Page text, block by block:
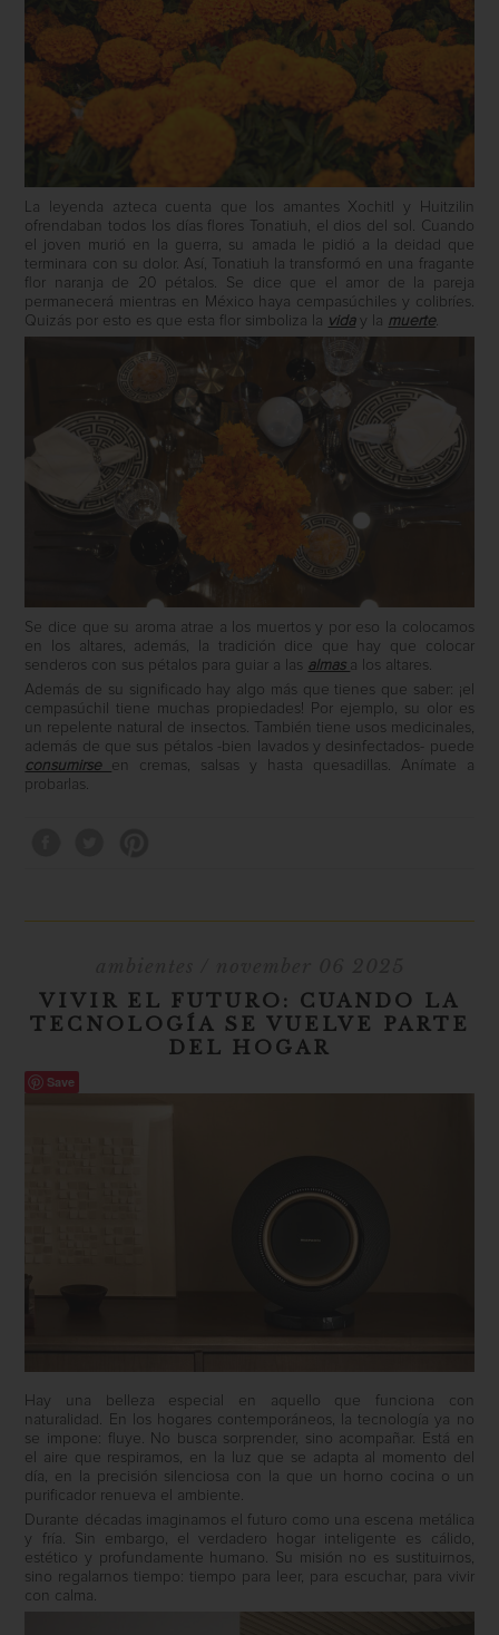
La leyenda azteca cuenta que los amantes Xochitl y Huitzilin
ofrendaban todos los días flores Tonatiuh, el dios del sol. Cuando
el joven murió en la guerra, su amada le pidió a la deidad que
terminara con su dolor. Así, Tonatiuh la transformó en una fragante
flor naranja de 20 pétalos. Se dice que el amor de la pareja
permanecerá mientras en México haya cempasúchiles y colibríes.
Quizás por esto es que esta flor simboliza la viday la muerte.
Se dice que su aroma atrae a los muertos y por eso la colocamos
en los altares, además, la tradición dice que hay que colocar
senderos con sus pétalos para guiar a las almas a los altares.
Además de su significado hay algo más que tienes que saber: ¡el
cempasúchil tiene muchas propiedades! Por ejemplo, su olor es
un repelente natural de insectos. También tiene usos medicinales,
además de que sus pétalos -bien lavados y desinfectados- puede
consumirse en cremas, salsas y hasta quesadillas. Anímate a
probarlas.
VIVIR EL FUTURO: CUANDO LA
TECNOLOGÍA SE VUELVE PARTE
DEL HOGAR
Save
Hay una belleza especial en aquello que funciona con
naturalidad. En los hogares contemporáneos, la tecnología ya no
se impone: fluye. No busca sorprender, sino acompañar. Está en
el aire que respiramos, en la luz que se adapta al momento del
día, en la precisión silenciosa con la que un horno cocina o un
purificador renueva el ambiente.
Durante décadas imaginamos el futuro como una escena metálica
y fría. Sin embargo, el verdadero hogar inteligente es cálido,
estético y profundamente humano. Su misión no es sustituirnos,
sino regalarnos tiempo: tiempo para leer, para escuchar, para vivir
con calma.